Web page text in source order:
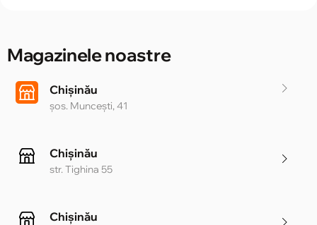
Magazinele noastre
Chișinău
șos. Muncești, 41
Chișinău
str. Tighina 55
Chișinău